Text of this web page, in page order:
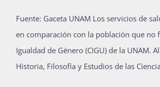
Fuente: Gaceta UNAM Los servicios de
en comparación con la población que no
Igualdad de Género (CIGU) de la
Historia, Filosofía y Estudios de las